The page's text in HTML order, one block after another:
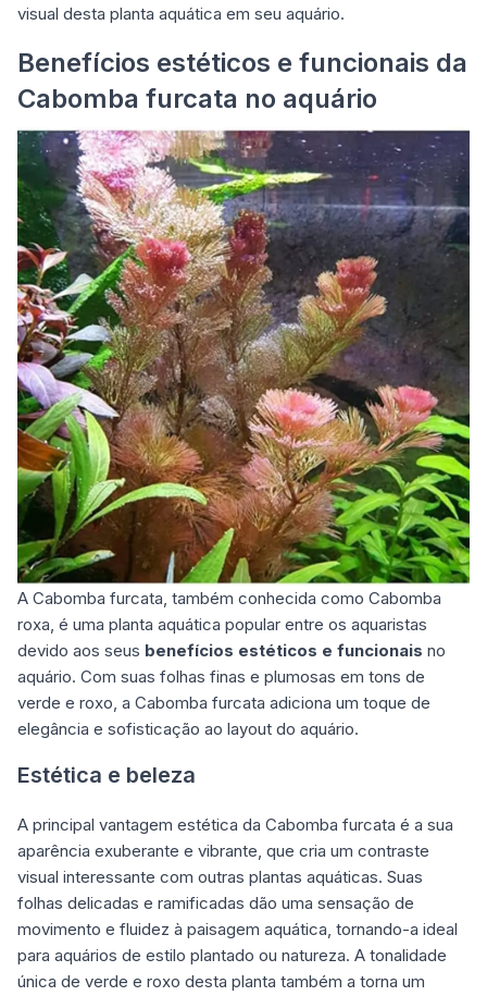
visual desta planta aquática em seu aquário.
Benefícios estéticos e funcionais da
Cabomba furcata no aquário
A Cabomba furcata, também conhecida como Cabomba
roxa, é uma planta aquática popular entre os aquaristas
devido aos seus benefícios estéticos e funcionais no
aquário. Com suas folhas finas e plumosas em tons de
verde e roxo, a Cabomba furcata adiciona um toque de
elegância e sofisticação ao layout do aquário.
Estética e beleza
A principal vantagem estética da Cabomba furcata é a sua
aparência exuberante e vibrante, que cria um contraste
visual interessante com outras plantas aquáticas. Suas
folhas delicadas e ramificadas dão uma sensação de
movimento e fluidez à paisagem aquática, tornando-a ideal
para aquários de estilo plantado ou natureza. A tonalidade
única de verde e roxo desta planta também a torna um